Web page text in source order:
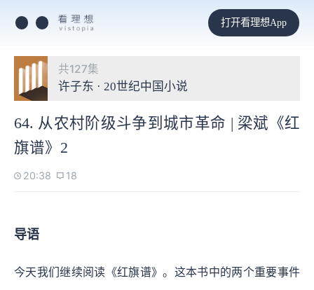
打开看理想App
共127集
许子东 · 20世纪中国小说
64. 从农村阶级斗争到城市革命 | 梁斌《红
旗谱》2
20:38 18
导语
今天我们继续阅读《红旗谱》。这本书中的两个重要事件